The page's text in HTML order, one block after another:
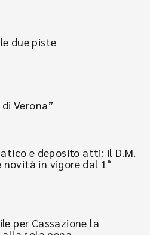
due piste
Verona”
e deposito atti: il D.M.
novità in vigore dal 1°
per Cassazione la